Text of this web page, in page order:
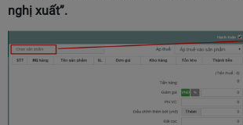
nghị xuất”.